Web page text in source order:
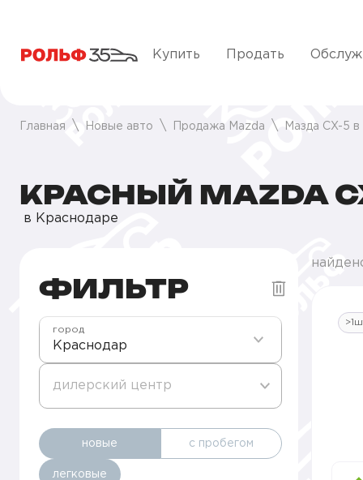
Купить Продать
Главная Новые авто Продажа Mazda Мазда CX-5
КРАСНЫЙ MAZDA
в Краснодаре
ФИЛЬТР
Краснодар
город
дилерский центр
новые с пробегом
легковые